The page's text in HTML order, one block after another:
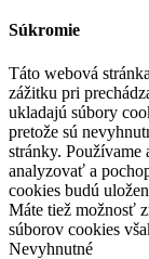
Súkromie
Táto webová
zážitku pri
ukladajú súbory
pretože sú
stránky. Používame
analyzovať a
cookies budú
Máte tiež možnosť
súborov cookies
Nevyhnutné